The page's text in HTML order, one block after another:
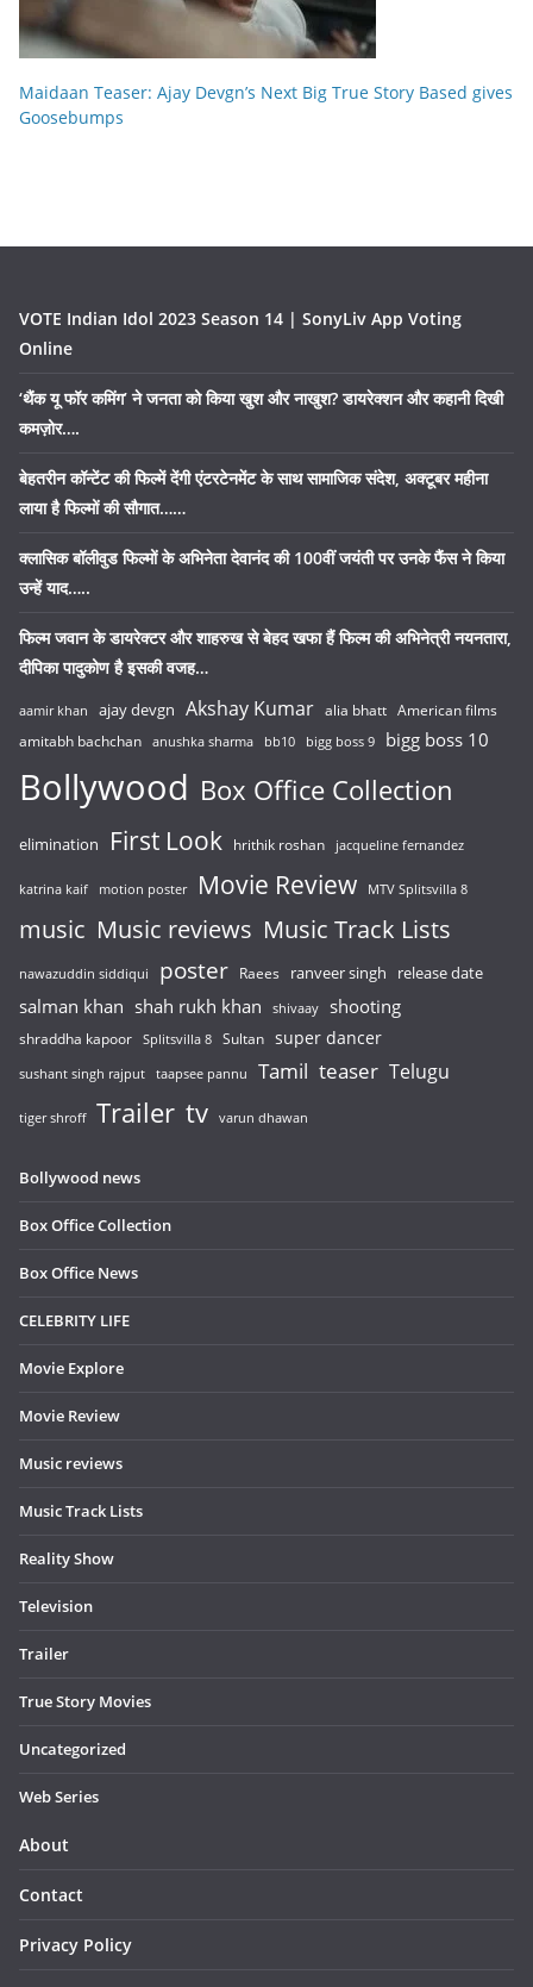
Maidaan Teaser: Ajay Devgn’s Next Big True Story Based gives
Goosebumps
VOTE Indian Idol 2023 Season 14 | SonyLiv App Voting
Online
‘थैंक यू फॉर कमिंग’ ने जनता को किया खुश और नाखुश? डायरेक्शन और कहानी दिखी
कमज़ोर….
बेहतरीन कॉन्टेंट की फिल्में देंगी एंटरटेनमेंट के साथ सामाजिक संदेश, अक्टूबर महीना
लाया है फिल्मों की सौगात……
क्लासिक बॉलीवुड फिल्मों के अभिनेता देवानंद की 100वीं जयंती पर उनके फैंस ने किया
उन्हें याद…..
फिल्म जवान के डायरेक्टर और शाहरुख से बेहद खफा हैं फिल्म की अभिनेत्री नयनतारा,
दीपिका पादुकोण है इसकी वजह…
aamir khan ajay devgn Akshay Kumar alia bhatt American films
amitabh bachchan anushka sharma bb10 bigg boss 9 bigg boss 10
Bollywood Box Office Collection
elimination First Look hrithik roshan jacqueline fernandez
katrina kaif motion poster Movie Review MTV Splitsvilla 8
music Music reviews Music Track Lists
nawazuddin siddiqui poster Raees ranveer singh release date
salman khan shah rukh khan shivaay shooting
shraddha kapoor Splitsvilla 8 Sultan super dancer
sushant singh rajput taapsee pannu Tamil teaser Telugu
tiger shroff Trailer tv varun dhawan
Bollywood news
Box Office Collection
Box Office News
CELEBRITY LIFE
Movie Explore
Movie Review
Music reviews
Music Track Lists
Reality Show
Television
Trailer
True Story Movies
Uncategorized
Web Series
About
Contact
Privacy Policy